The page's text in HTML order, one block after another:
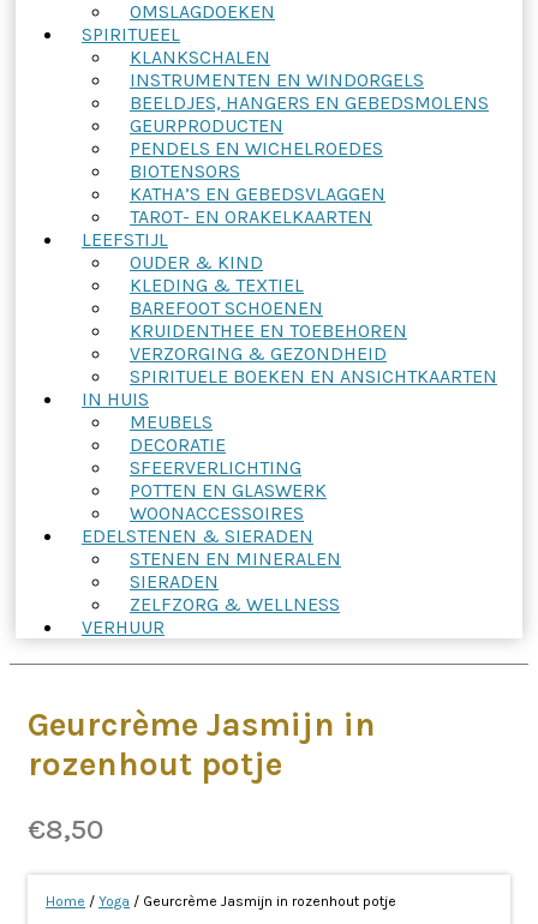
OMSLAGDOEKEN
SPIRITUEEL
KLANKSCHALEN
INSTRUMENTEN EN WINDORGELS
BEELDJES, HANGERS EN GEBEDSMOLENS
GEURPRODUCTEN
PENDELS EN WICHELROEDES
BIOTENSORS
KATHA’S EN GEBEDSVLAGGEN
TAROT- EN ORAKELKAARTEN
LEEFSTIJL
OUDER & KIND
KLEDING & TEXTIEL
BAREFOOT SCHOENEN
KRUIDENTHEE EN TOEBEHOREN
VERZORGING & GEZONDHEID
SPIRITUELE BOEKEN EN ANSICHTKAARTEN
IN HUIS
MEUBELS
DECORATIE
SFEERVERLICHTING
POTTEN EN GLASWERK
WOONACCESSOIRES
EDELSTENEN & SIERADEN
STENEN EN MINERALEN
SIERADEN
ZELFZORG & WELLNESS
VERHUUR
Geurcrème Jasmijn in
rozenhout potje
€8,50
Home / Yoga / Geurcrème Jasmijn in rozenhout potje